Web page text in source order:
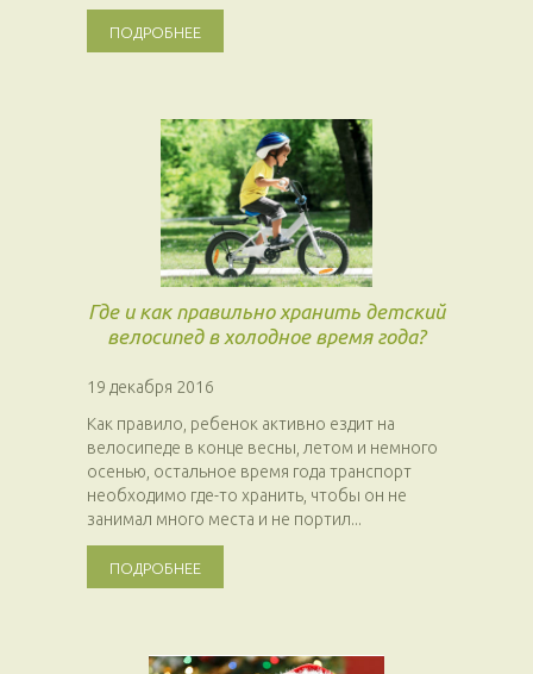
ПОДРОБНЕЕ
Где и как правильно хранить детский
велосипед в холодное время года?
19 декабря 2016
Как правило, ребенок активно ездит на
велосипеде в конце весны, летом и немного
осенью, остальное время года транспорт
необходимо где-то хранить, чтобы он не
занимал много места и не портил...
ПОДРОБНЕЕ